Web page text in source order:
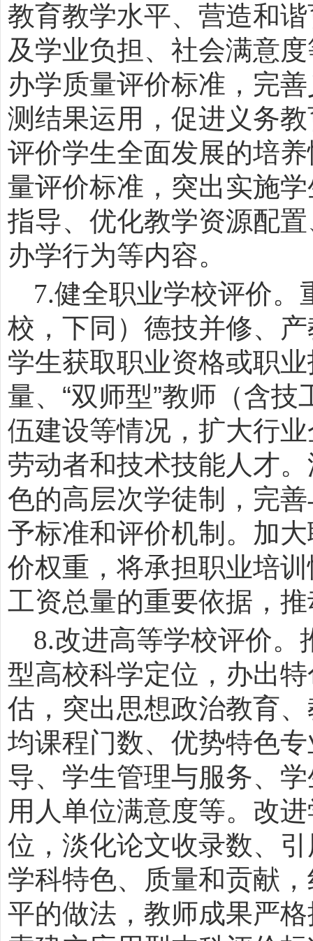
教育教学水平、营造和
及学业负担、社会满意
办学质量评价标准，完
测结果运用，促进义务
评价学生全面发展的培
量评价标准，突出实施
指导、优化教学资源配
办学行为等内容。
7.健全职业学校评价。
校，下同）德技并修、
学生获取职业资格或职
量、 “双师型”教师（含技
伍建设等情况，扩大行
劳动者和技术技能人才
色的高层次学徒制，完
予标准和评价机制。加
价权重，将承担职业培
工资总量的重要依据，
8.改进高等学校评价。
型高校科学定位，办出
估，突出思想政治教育
均课程门数、优势特色
导、学生管理与服务、
用人单位满意度等。改
位，淡化论文收录数、
学科特色、质量和贡献
平的做法，教师成果严